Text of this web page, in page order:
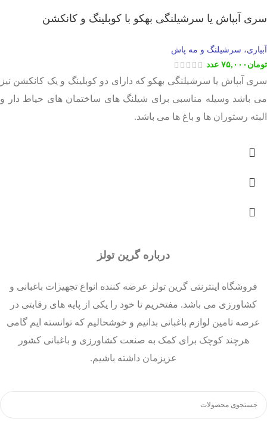
سری آبپاش یا سرشیلنگی بهکو با کوبلینگ و کانکشن
آبیاری، سرشیلنگ و مه پاش
تومان ۷۵,۰۰۰ عدد
سری آبپاش یا سرشیلنگی بهکو که دارای دو کوبلینگ و یک کانکشن نیز
می باشد وسیله مناسبی برای شیلنگ های ساختمان های حیاط دار و
البته رستوران ها و باغ ها می باشد.
درباره گرین تولز
فروشگاه اینترنتی گرین تولز عرضه کننده انواع تجهیزات باغبانی و
کشاورزی می باشد. مفتخریم تا خود را یکی از پایه های رقابتی در
عرصه تامین لوازم باغبانی بدانیم و خوشحالیم که توانسته ایم گامی
هرچند کوچک برای کمک به صنعت کشاورزی و باغبانی کشور
عزیزمان داشته باشیم.